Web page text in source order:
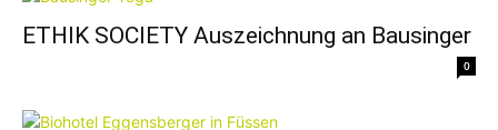
ETHIK SOCIETY Auszeichnung an Bausinger
0